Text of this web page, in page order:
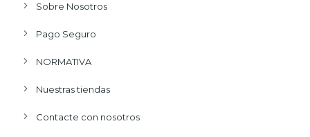
Sobre Nosotros
Pago Seguro
NORMATIVA
Nuestras tiendas
Contacte con nosotros